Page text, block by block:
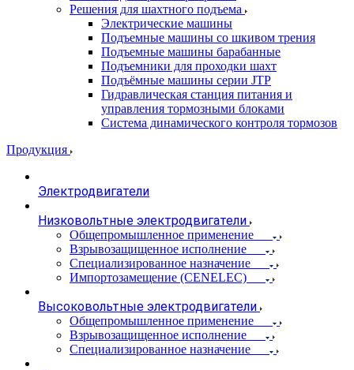
Решения для шахтного подъема
Электрические машины
Подъемные машины со шкивом трения
Подъемные машины барабанные
Подъемники для проходки шахт
Подъёмные машины серии JTP
Гидравлическая станция питания и
управления тормозными блоками
Система динамического контроля тормозов
Продукция
Электродвигатели
Низковольтные электродвигатели
Общепромышленное применение
Взрывозащищенное исполнение
Специализированное назначение
Импортозамещение (CENELEC)
Высоковольтные электродвигатели
Общепромышленное применение
Взрывозащищенное исполнение
Специализированное назначение